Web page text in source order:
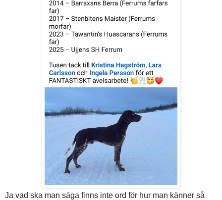
Ja vad ska man säga finns inte ord för hur man känner så